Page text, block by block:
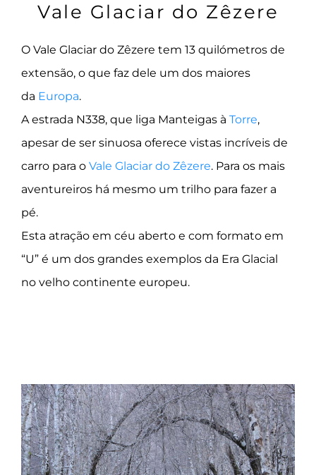
Vale Glaciar do Zêzere
O Vale Glaciar do Zêzere tem 13 quilómetros de
extensão, o que faz dele um dos maiores
da Europa.
A estrada N338, que liga Manteigas à Torre,
apesar de ser sinuosa oferece vistas incríveis de
carro para o Vale Glaciar do Zêzere. Para os mais
aventureiros há mesmo um trilho para fazer a
pé.
Esta atração em céu aberto e com formato em
“U” é um dos grandes exemplos da Era Glacial
no velho continente europeu.